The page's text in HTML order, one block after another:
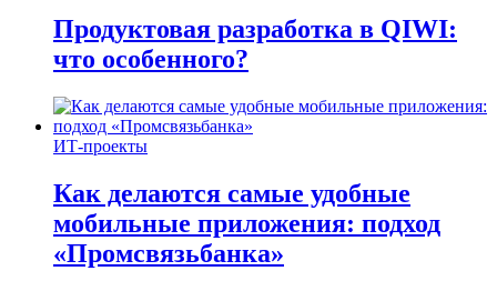
Продуктовая разработка в QIWI:
что особенного?
ИТ-проекты
Как делаются самые удобные
мобильные приложения: подход
«Промсвязьбанка»